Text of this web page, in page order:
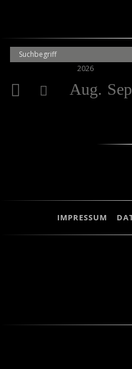
2026
Aug.
IMPRESSUM